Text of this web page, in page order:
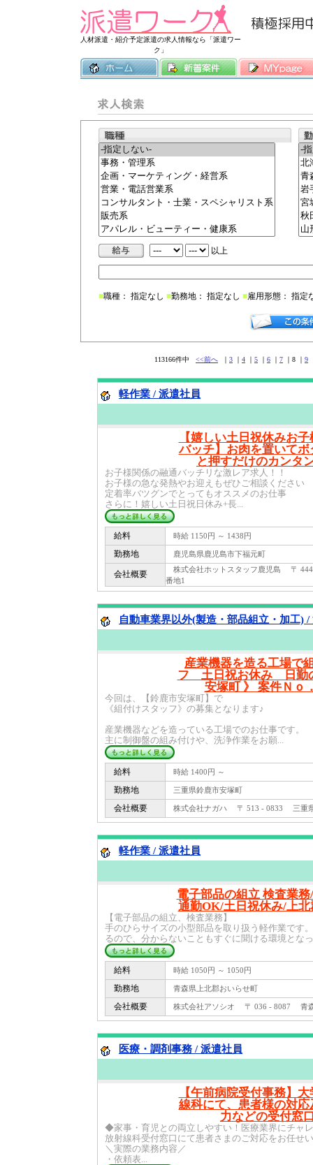
人材派遣・紹介予定派遣の求人情報なら「派遣ワー
ク」
常時3500件以
以上
■職種： 指定なし ■勤務地： 指定なし ■雇用形態： 指定
113166件中 <<前へ ｜ 3 ｜ 4 ｜ 5 ｜ 6 ｜ 7 ｜8 ｜ 9
軽作業 / 派遣社員
【嬉しい土日祝休みお
バッチ】お肉を置いてボ
と押すだけのカンタ
お子様関係の融通バッチリな激レア求人！！
お子様の急な発熱やお迎えもぜひご相談ください
定着率バツグンでとってもオススメのお仕事
さらに！嬉しい土日祝日休み+長...
給料 時給 1150円 ～ 1438円
勤務地 鹿児島県鹿児島市下福元町
会社概要
株式会社ホットスタッフ鹿児島 〒
番地1
自動車業界以外(製造・部品組立・加工) /
産業機器を造る工場で
フ 土日祝お休み 日勤
安塚町 》 案件Ｎｏ
今回は、【鈴鹿市安塚町】で
《組付けスタッフ》の募集となります♪
産業機器などを造っている工場でのお仕事です。
主に制御盤の組み付けや、洗浄作業をお願...
給料 時給 1400円 ～
勤務地 三重県鈴鹿市安塚町
会社概要 株式会社ナガハ 〒 513 - 0833 三重県
軽作業 / 派遣社員
電子部品の組立 検査業
通勤OK/土日祝休み/上
【電子部品の組立、検査業務】
手のひらサイズの小型部品を取り扱う軽作業です
るので、分からないこともすぐに聞ける環境とな
給料 時給 1050円 ～ 1050円
勤務地 青森県上北郡おいらせ町
会社概要 株式会社アソシオ 〒 036 - 8087 青森
医療・調剤事務 / 派遣社員
【午前病院受付事務】
線科にて、患者様の対
力などの受付窓
◆家事・育児との両立しやすい！医療業界にチャ
放射線科受付窓口にて患者さまのご対応をお任せ
＼実際の業務内容／
・依頼表...